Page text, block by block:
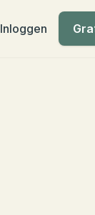
Inloggen